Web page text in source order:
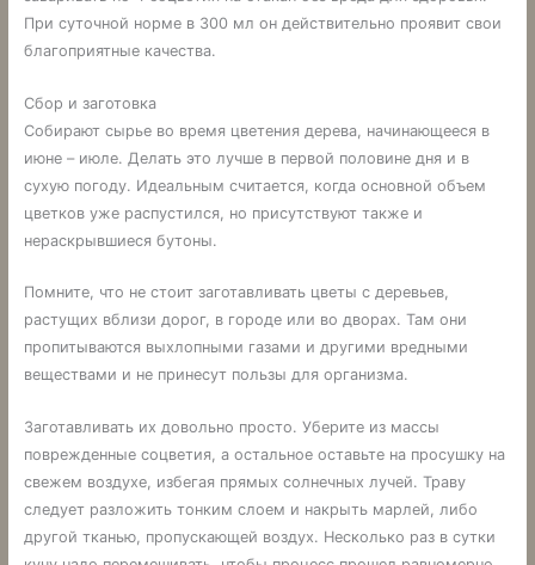
При суточной норме в 300 мл он действительно проявит свои
благоприятные качества.
Сбор и заготовка
Собирают сырье во время цветения дерева, начинающееся в
июне – июле. Делать это лучше в первой половине дня и в
сухую погоду. Идеальным считается, когда основной объем
цветков уже распустился, но присутствуют также и
нераскрывшиеся бутоны.
Помните, что не стоит заготавливать цветы с деревьев,
растущих вблизи дорог, в городе или во дворах. Там они
пропитываются выхлопными газами и другими вредными
веществами и не принесут пользы для организма.
Заготавливать их довольно просто. Уберите из массы
поврежденные соцветия, а остальное оставьте на просушку на
свежем воздухе, избегая прямых солнечных лучей. Траву
следует разложить тонким слоем и накрыть марлей, либо
другой тканью, пропускающей воздух. Несколько раз в сутки